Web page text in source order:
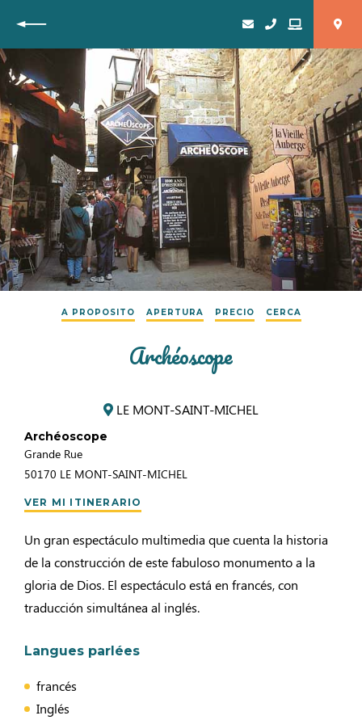
Vuelta
A PROPOSITO APERTURA PRECIO CERCA
Archéoscope
LE MONT-SAINT-MICHEL
Archéoscope
Grande Rue
50170 LE MONT-SAINT-MICHEL
VER MI ITINERARIO
Un gran espectáculo multimedia que cuenta la historia
de la construcción de este fabuloso monumento a la
gloria de Dios. El espectáculo está en francés, con
traducción simultánea al inglés.
Langues parlées
francés
Inglés